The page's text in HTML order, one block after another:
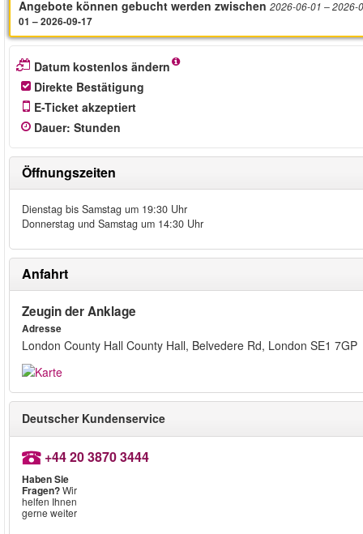
Angebote können gebucht werden zwischen 2026-06-01 – 2026-
01 – 2026-09-17
Datum kostenlos ändern
Direkte Bestätigung
E-Ticket akzeptiert
Dauer: Stunden
Öffnungszeiten
Dienstag bis Samstag um 19:30 Uhr
Donnerstag und Samstag um 14:30 Uhr
Anfahrt
Zeugin der Anklage
Adresse
London County Hall County Hall, Belvedere Rd, London SE1 7GP
Deutscher Kundenservice
+44 20 3870 3444
Haben Sie
Fragen?Wir
helfen Ihnen
gerne weiter